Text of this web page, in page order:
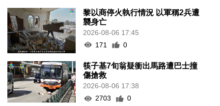
黎以商停火執行情況 以軍稱2兵遭
襲身亡
2026-08-06 17:45
171
0
筷子基7旬翁疑衝出馬路遭巴士撞
傷搶救
2026-08-06 17:38
2703
0